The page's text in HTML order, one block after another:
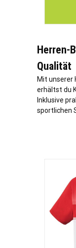
Herren-
Qualität
Mit unserer
erhältst du
Inklusive
sportlichen